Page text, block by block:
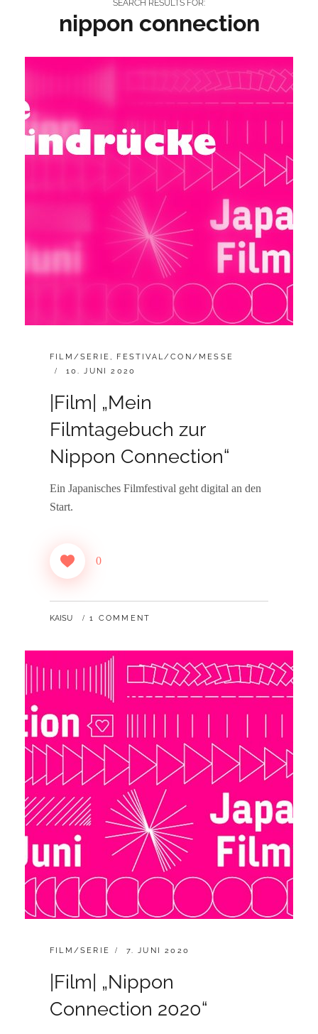
SEARCH RESULTS FOR:
nippon connection
CATEGORIES:
FILM/SERIE, FESTIVAL/CON/MESSE
POSTED
10. JUNI 2020
|Film| „Mein
Filmtagebuch zur
Nippon Connection“
Ein Japanisches Filmfestival geht digital an den
Start.
0
BY
KAISU 1 COMMENT
CATEGORIES:
FILM/SERIE
POSTED
7. JUNI 2020
|Film| „Nippon
Connection 2020“